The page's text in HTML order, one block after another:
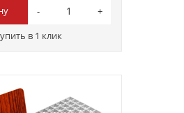
в 1 клик